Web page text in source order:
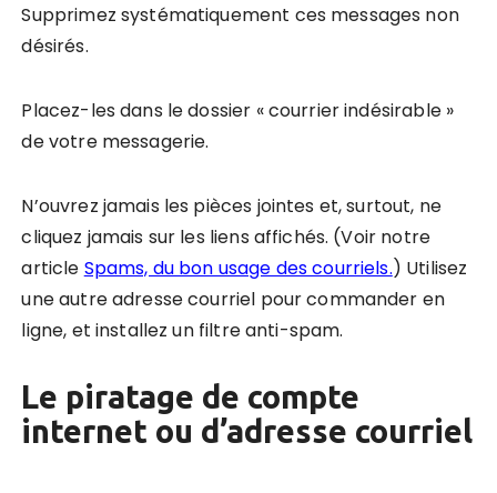
Supprimez systématiquement ces messages non
désirés.
Placez-les dans le dossier « courrier indésirable »
de votre messagerie.
N’ouvrez jamais les pièces jointes et, surtout, ne
cliquez jamais sur les liens affichés. (Voir notre
article Spams, du bon usage des courriels.) Utilisez
une autre adresse courriel pour commander en
ligne, et installez un filtre anti-spam.
Le piratage de compte
internet ou d’adresse courriel